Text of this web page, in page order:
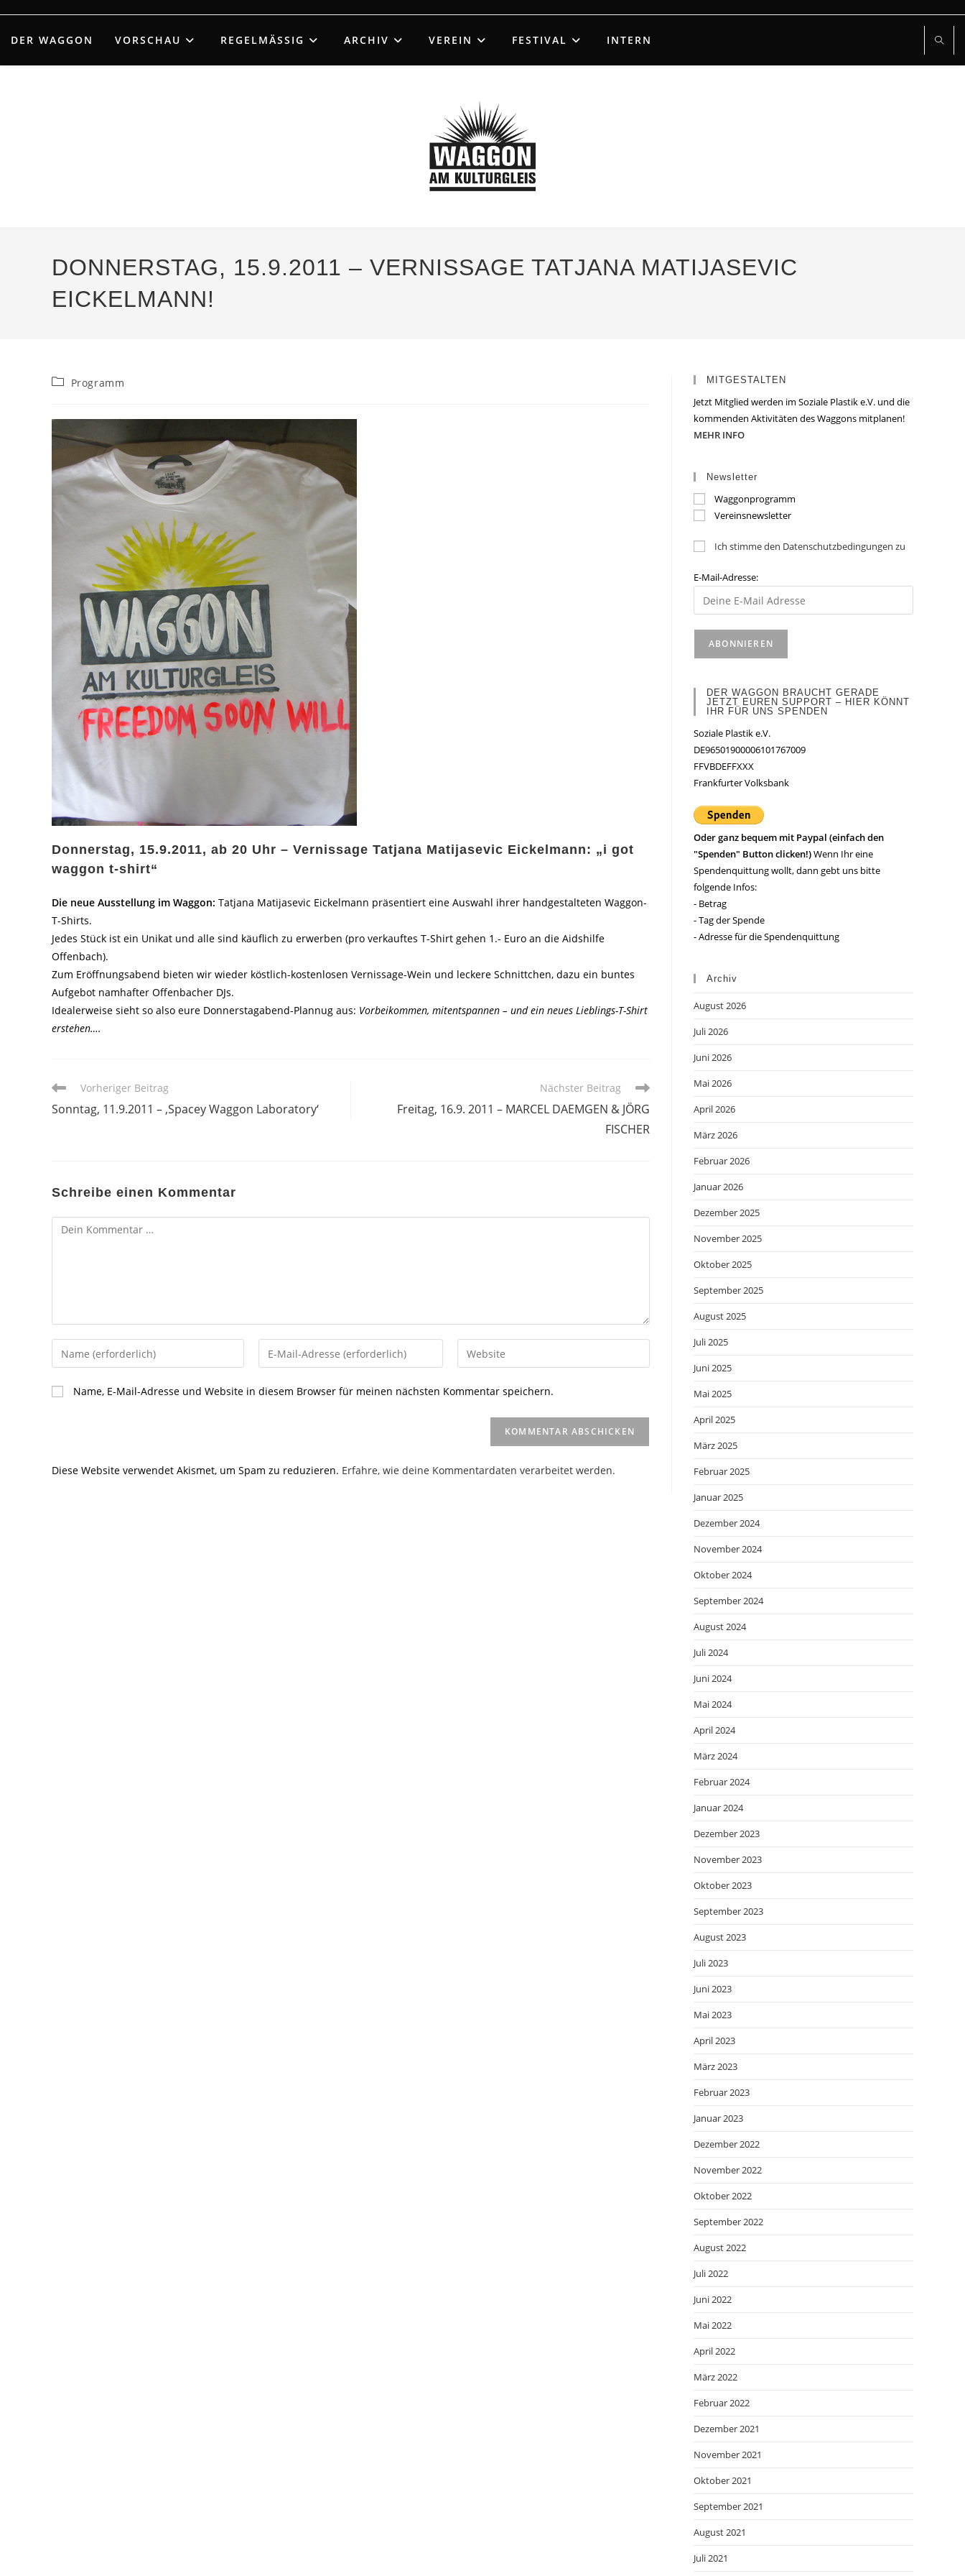
springen
DER WAGGON VORSCHAU REGELMÄSSIG ARCHIV VEREIN FESTIVAL INTERN
DONNERSTAG, 15.9.2011 – VERNISSAGE TATJANA MATIJASEVIC
EICKELMANN!
Beitrags-
Programm
Donnerstag, 15.9.2011, ab 20 Uhr – Vernissage Tatjana Matijasevic Eickelmann: „i got
waggon t-shirt“
Die neue Ausstellung im Waggon: Tatjana Matijasevic Eickelmann präsentiert eine Auswahl ihrer handgestalteten Waggon-
T-Shirts.
Jedes Stück ist ein Unikat und alle sind käuflich zu erwerben (pro verkauftes T-Shirt gehen 1.- Euro an die Aidshilfe
Offenbach).
Zum Eröffnungsabend bieten wir wieder köstlich-kostenlosen Vernissage-Wein und leckere Schnittchen, dazu ein buntes
Aufgebot namhafter Offenbacher DJs.
Idealerweise sieht so also eure Donnerstagabend-Plannug aus: Vorbeikommen, mitentspannen – und ein neues Lieblings-T-Shirt
erstehen….
Weitere
ansehen
Vorheriger Beitrag
Sonntag, 11.9.2011 – ‚Spacey Waggon Laboratory‘
Nächster Beitrag
Freitag, 16.9. 2011 – MARCEL DAEMGEN & JÖRG
FISCHER
Schreibe einen Kommentar
Kommentar
Gib
deinen
Namen
oder
ein
Gib
deine
ein
Gib
deine
Name, E-Mail-Adresse und Website in diesem Browser für meinen nächsten Kommentar speichern.
Diese Website verwendet Akismet, um Spam zu reduzieren. Erfahre, wie deine Kommentardaten verarbeitet werden.
MITGESTALTEN
Jetzt Mitglied werden im Soziale Plastik e.V. und die
kommenden Aktivitäten des Waggons mitplanen!
MEHR INFO
Newsletter
Waggonprogramm
Vereinsnewsletter
Ich stimme den Datenschutzbedingungen zu
E-Mail-Adresse:
DER WAGGON BRAUCHT GERADE
JETZT EUREN SUPPORT – HIER KÖNNT
IHR FÜR UNS SPENDEN
Soziale Plastik e.V.
DE96501900006101767009
FFVBDEFFXXX
Frankfurter Volksbank
Oder ganz bequem mit Paypal (einfach den
"Spenden" Button clicken!)Wenn Ihr eine
Spendenquittung wollt, dann gebt uns bitte
folgende Infos:
- Betrag
- Tag der Spende
- Adresse für die Spendenquittung
Archiv
August 2026
Juli 2026
Juni 2026
Mai 2026
April 2026
März 2026
Februar 2026
Januar 2026
Dezember 2025
November 2025
Oktober 2025
September 2025
August 2025
Juli 2025
Juni 2025
Mai 2025
April 2025
März 2025
Februar 2025
Januar 2025
Dezember 2024
November 2024
Oktober 2024
September 2024
August 2024
Juli 2024
Juni 2024
Mai 2024
April 2024
März 2024
Februar 2024
Januar 2024
Dezember 2023
November 2023
Oktober 2023
September 2023
August 2023
Juli 2023
Juni 2023
Mai 2023
April 2023
März 2023
Februar 2023
Januar 2023
Dezember 2022
November 2022
Oktober 2022
September 2022
August 2022
Juli 2022
Juni 2022
Mai 2022
April 2022
März 2022
Februar 2022
Dezember 2021
November 2021
Oktober 2021
September 2021
August 2021
Juli 2021